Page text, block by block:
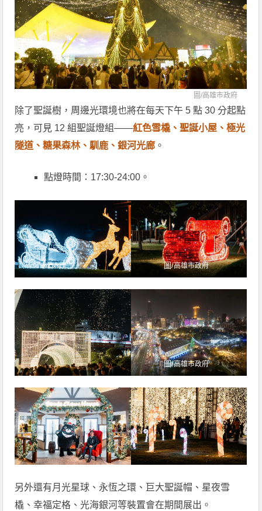
圖/高雄市政府
除了聖誕樹，周邊光環境也將在每天下午 5 點 30 分起點
亮，可見 12 組聖誕燈組——紅色雪橇、聖誕小屋、極光
隧道、糖果森林、馴鹿、銀河光廊 。
點燈時間：17:30-24:00。
圖/高雄市政府
圖/高雄市政府
另外還有月光星球、永恆之環、巨大聖誕帽、星夜雪
橇、幸福定格、光海銀河等裝置會在期間展出。